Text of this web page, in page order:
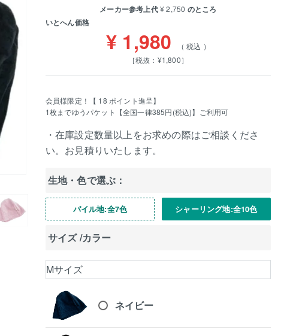
メーカー参考上代¥ 2,750 のところ
いとへん価格
¥ 1,980
税込
［税抜：¥1,800］
会員様限定！【 18 ポイント進呈】
1枚までゆうパケット【全国一律385円(税込)】ご利用可
・在庫設定数量以上をお求めの際はご相談くださ
い。お見積りいたします。
生地・色で選ぶ：
パイル地:全7色 シャーリング地:全10色
サイズ カラー
ネイビー